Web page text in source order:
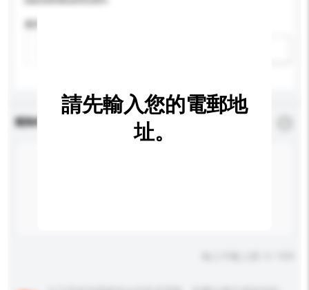
查詢內容
請先輸入您的電郵地
址。